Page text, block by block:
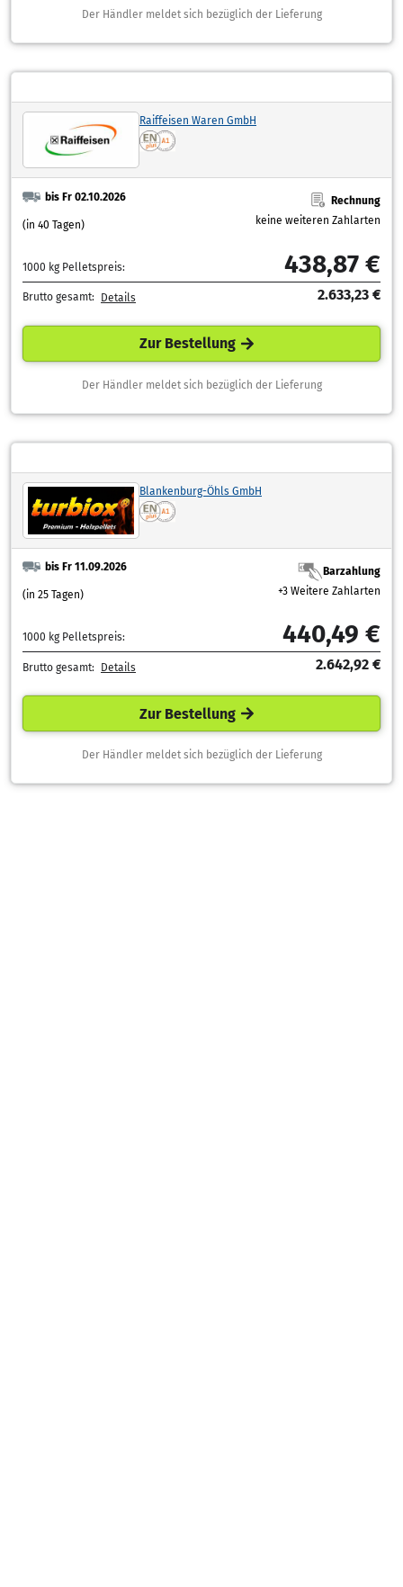
Der Händler meldet sich bezüglich der Lieferung
Raiffeisen Waren GmbH
bis Fr 02.10.2026
(in 40 Tagen)
Rechnung
keine weiteren Zahlarten
1000 kg Pelletspreis: 438,87 €
Brutto gesamt: Details 2.633,23 €
Zur Bestellung
Der Händler meldet sich bezüglich der Lieferung
Blankenburg-Öhls GmbH
bis Fr 11.09.2026
(in 25 Tagen)
Barzahlung
+3 Weitere Zahlarten
1000 kg Pelletspreis: 440,49 €
Brutto gesamt: Details 2.642,92 €
Zur Bestellung
Der Händler meldet sich bezüglich der Lieferung